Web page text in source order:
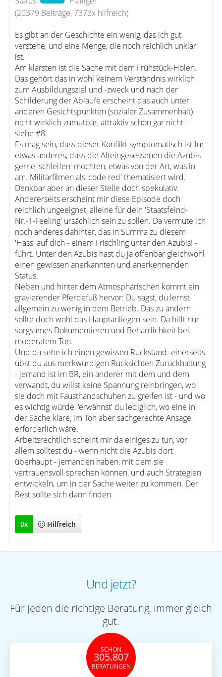
(20379 Beiträge, 7373x hilfreich)
Es gibt an der Geschichte ein wenig, das ich gut
verstehe, und eine Menge, die noch reichlich unklar
ist.
Am klarsten ist die Sache mit dem Frühstück-Holen.
Das gehört das in wohl keinem Verständnis wirklich
zum Ausbildungsziel und -zweck und nach der
Schilderung der Abläufe erscheint das auch unter
anderen Gesichtspunkten (sozialer Zusammenhalt)
nicht wirklich zumutbar, attraktiv schon gar nicht -
siehe #8.
Es mag sein, dass dieser Konflikt symptomatisch ist für
etwas anderes, dass die Alteingesessenen die Azubis
gerne 'schleifen' möchten, etwas von der Art, was in
am. Militärfilmen als 'code red' thematisiert wird.
Denkbar aber an dieser Stelle doch spekulativ.
Andererseits erscheint mir diese Episode doch
reichlich ungeeignet, alleine für dein 'Staatsfeind-
Nr.-1-Feeling' ursächlich sein zu sollen. Da vermute ich
noch anderes dahinter, das in Summa zu diesem
'Hass' auf dich - einem Frischling unter den Azubis! -
führt. Unter den Azubis hast du ja offenbar gleichwohl
einen gewissen anerkannten und anerkennenden
Status.
Neben und hinter dem Atmosphärischen kommt ein
gravierender Pferdefuß hervor: Du sagst, du lernst
allgemein zu wenig in dem Betrieb. Das zu ändern
sollte doch wohl das Hauptanliegen sein. Da hilft nur
sorgsames Dokumentieren und Beharrlichkeit bei
moderatem Ton.
Und da sehe ich einen gewissen Rückstand: einerseits
übst du aus merkwürdigen Rücksichten Zurückhaltung
- jemand ist im BR, ein anderer mit dem und dem
verwandt, du willst keine Spannung reinbringen, wo
sie doch mit Fausthandschuhen zu greifen ist - und wo
es wichtig würde, 'erwähnst' du lediglich, wo eine in
der Sache klare, im Ton aber sachgerechte Ansage
erforderlich wäre.
Arbeitsrechtlich scheint mir da einiges zu tun, vor
allem solltest du - wenn nicht die Azubis dort
überhaupt - jemanden haben, mit dem sie
vertrauensvoll sprechen können, und auch Strategien
entwickeln, um in der Sache weiter zu kommen. Der
Rest sollte sich dann finden.
0x Hilfreich
Und jetzt?
Für jeden die richtige Beratung, immer gleich
gut.
SCHON
305.807
BERATUNGEN